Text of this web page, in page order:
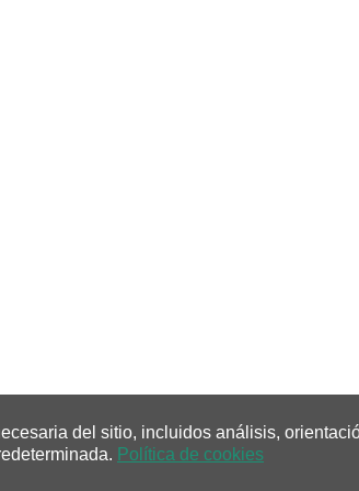
del sitio, incluidos análisis,
Política de cookies